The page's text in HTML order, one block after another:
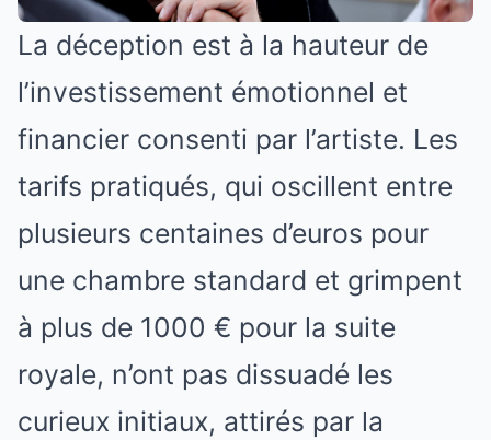
La déception est à la hauteur de
l’investissement émotionnel et
financier consenti par l’artiste. Les
tarifs pratiqués, qui oscillent entre
plusieurs centaines d’euros pour
une chambre standard et grimpent
à plus de 1000 € pour la suite
royale, n’ont pas dissuadé les
curieux initiaux, attirés par la